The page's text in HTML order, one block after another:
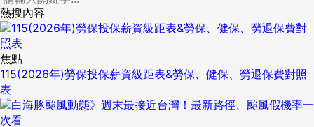
熱搜內容
焦點
115(2026年)勞保投保薪資級距表&勞保、健保、勞退保費對照
表